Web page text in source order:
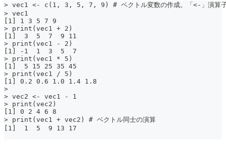
> vec1 <- c(1, 3, 5, 7, 9) # ベクトル変数の作成。「<-」演算子
> vec1
[1] 1 3 5 7 9
> print(vec1 + 2)
[1]  3  5  7  9 11
> print(vec1 - 2)
[1] -1  1  3  5  7
> print(vec1 * 5)
[1]  5 15 25 35 45
> print(vec1 / 5)
[1] 0.2 0.6 1.0 1.4 1.8
>
> vec2 <- vec1 - 1
> print(vec2)
[1] 0 2 4 6 8
> print(vec1 + vec2) # ベクトル同士の演算
[1]  1  5  9 13 17